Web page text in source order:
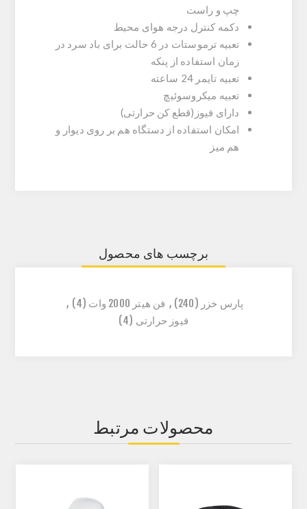
چپ و راست
دکمه کنترل درجه هوای محیط
تعبیه ترموستات در 6 حالت برای باد سرد در
زمان استفاده از پنکه
تعبیه تایمر 24 ساعته
تعبیه میکروسوئیچ
دارای فیوز(قطع کن حرارتی)
امکان استفاده از دستگاه هم بر روی دیوار و
هم میز
برچسب های محصول
پارس خزر (240)
, فن هیتر 2000 وات (4)
,
فیوز حرارتی (4)
محصولات مرتبط